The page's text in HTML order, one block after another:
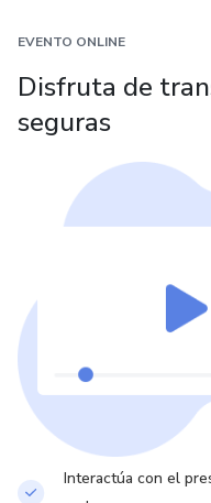
EVENTO ONLINE
Disfruta de
seguras
Interactúa con el